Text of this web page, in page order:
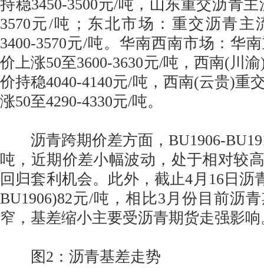
持稳3450-3500元/吨，山东重交沥青
3570元/吨；东北市场：重交沥青主
3400-3570元/吨。华南西南市场：华
价上涨50至3600-3630元/吨，西南(川
价持稳4040-4140元/吨，西南(云贵)重
涨50至4290-4330元/吨。
沥青跨期价差方面，BU1906-
吨，近期价差小幅波动，处于相对较
回归套利机会。此外，截止4月16日沥
BU1906)82元/吨，相比3月份目前沥
窄，基差缩小主要受沥青期货走强影响
图2：沥青基差走势